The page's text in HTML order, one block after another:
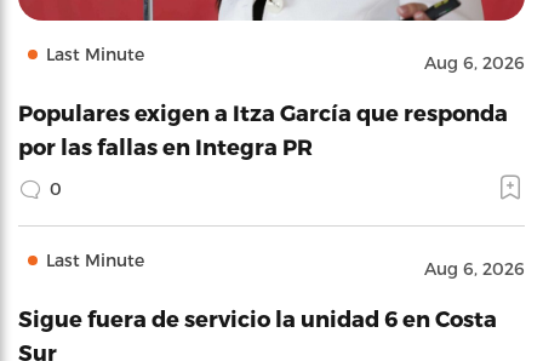
Last Minute Aug 6, 2026
Populares exigen a Itza García que responda
por las fallas en Integra PR
0
Last Minute Aug 6, 2026
Sigue fuera de servicio la unidad 6 en Costa
Sur